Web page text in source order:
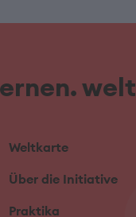
Weltkarte
Über die Initiative
Praktika